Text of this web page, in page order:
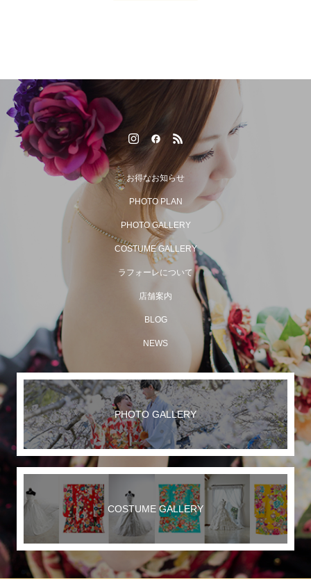
お得なお知らせ
PHOTO PLAN
PHOTO GALLERY
COSTUME GALLERY
ラフォーレについて
店舗案内
BLOG
NEWS
PHOTO GALLERY
COSTUME GALLERY